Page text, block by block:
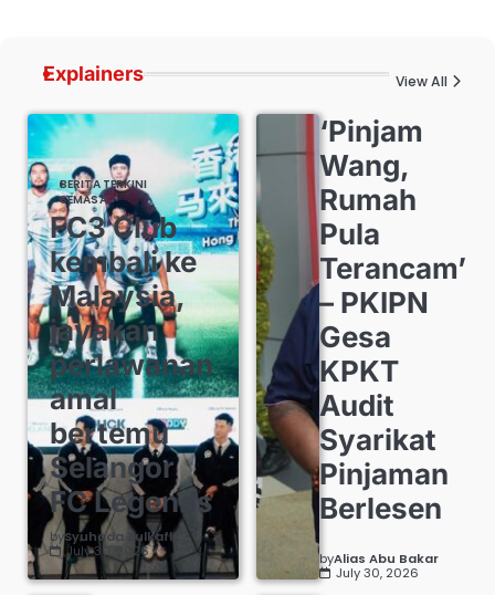
Explainers View All
BERITA TERKINI
SEMASA
FC3 Club
kembali ke
Malaysia,
jayakan
perlawanan
amal
bertemu
Selangor
FC Legends
bySyuhada Zulkafli
July 30, 2026
‘Pinjam
Wang,
Rumah
Pula
Terancam’
– PKIPN
Gesa
KPKT
Audit
Syarikat
Pinjaman
Berlesen
byAlias Abu Bakar
July 30, 2026